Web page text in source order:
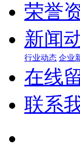
荣誉
新闻
行业动态 企业
在线
联系